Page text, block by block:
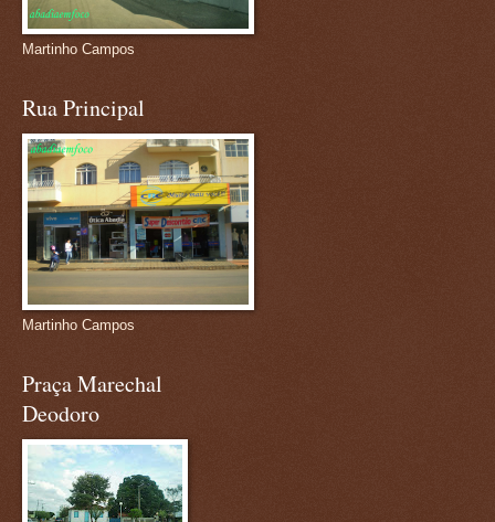
Martinho Campos
Rua Principal
Martinho Campos
Praça Marechal
Deodoro